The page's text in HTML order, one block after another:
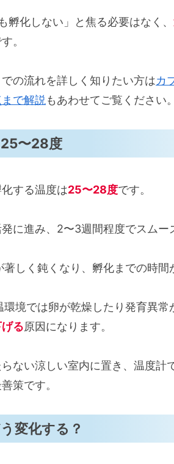
孵化しない」と焦る必要はなく、
。
の流れを詳しく知りたい方はカ
で解説 もあわせてご覧ください。
〜28度
する温度は25〜28度です。
に進み、2〜3週間程度でスムー
しく鈍くなり、孵化までの時間
境では卵が乾燥したり発育異常
る原因になります。
ない涼しい室内に置き、温度計
策です。
変化する？